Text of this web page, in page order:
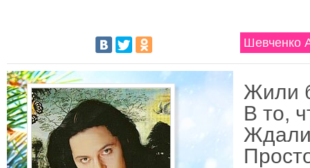
Шевченко
Жили
В то,